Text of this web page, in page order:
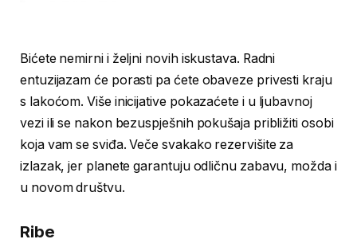
Bićete nemirni i željni novih iskustava. Radni
entuzijazam će porasti pa ćete obaveze privesti kraju
s lakoćom. Više inicijative pokazaćete i u ljubavnoj
vezi ili se nakon bezuspješnih pokušaja približiti osobi
koja vam se sviđa. Veče svakako rezervišite za
izlazak, jer planete garantuju odličnu zabavu, možda i
u novom društvu.
Ribe